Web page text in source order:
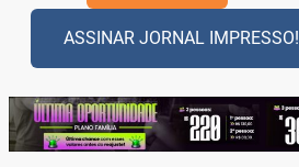
ASSINAR JORNAL IMPRESSO!